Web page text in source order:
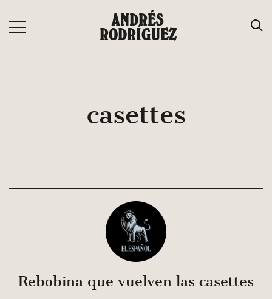
contenido
ANDRÉS
RODRÍGUEZ
casettes
Rebobina que vuelven las casettes